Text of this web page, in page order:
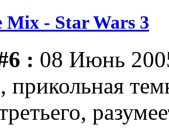
Mix - Star Wars 3
: 08 Июнь
прикольная